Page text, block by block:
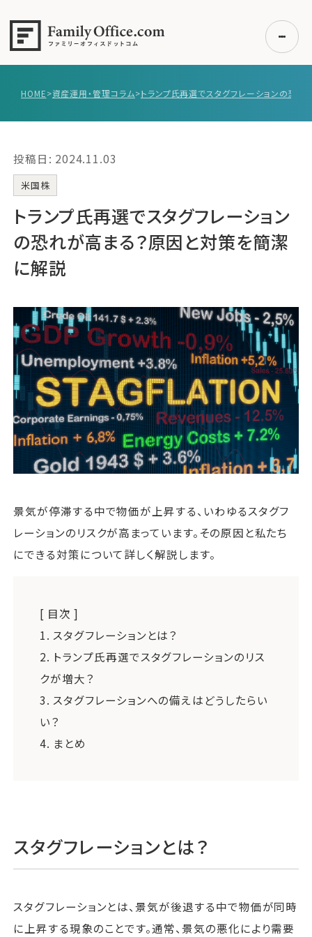
事例紹介
無料講座
コラム
利用者の声
運営会社
ファミリーオフィスとは
関連書籍
メールマガジン登録
よくある質問
HOME>資産運用・管理コラム>
投稿日: 2024.11.03
米国株
トランプ氏再選でスタグフレーション
の恐れが高まる？原因と対策を簡潔
に解説
景気が停滞する中で物価が上昇する、いわゆるスタグフ
レーションのリスクが高まっています。その原因と私たち
にできる対策について詳しく解説します。
[ 目次 ]
1. スタグフレーションとは？
2. トランプ氏再選でスタグフレーションのリス
クが増大？
3. スタグフレーションへの備えはどうしたらい
い？
4. まとめ
スタグフレーションとは？
スタグフレーションとは、景気が後退する中で物価が同時
に上昇する現象のことです。通常、景気の悪化により需要